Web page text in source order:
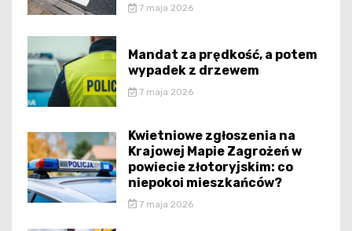
7 maja 2026
Mandat za prędkość, a potem
wypadek z drzewem
7 maja 2026
Kwietniowe zgłoszenia na
Krajowej Mapie Zagrożeń w
powiecie złotoryjskim: co
niepokoi mieszkańców?
7 maja 2026